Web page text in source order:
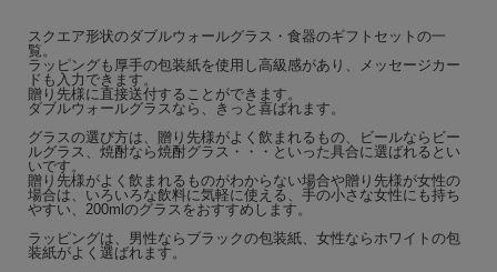
スクエア形状のダブルウォールグラス・食器のギフトセットの一
覧。
ラッピングも厚手の包装紙を使用し高級感があり、メッセージカー
ドも入力できます。
贈り先様に直接送付することができます。
ダブルウォールグラスなら、きっと喜ばれます。
グラスの選び方は、贈り先様がよく飲まれるもの、ビールならビー
ルグラス、焼酎なら焼酎グラス・・・といった具合に選ばれるとい
いです。
贈り先様がよく飲まれるものがわからない場合や贈り先様が女性の
場合は、いろいろな飲料に気軽に使える、手の小さな女性にも持ち
やすい、200mlのグラスをおすすめします。
ラッピングは、男性ならブラックの包装紙、女性ならホワイトの包
装紙がよく選ばれます。